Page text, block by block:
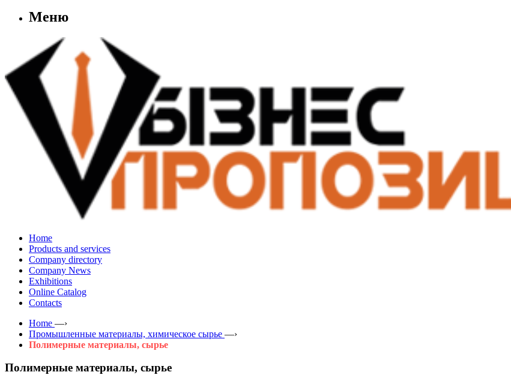
Меню
Home
Products and services
Company directory
Company News
Exhibitions
Online Catalog
Contacts
Home —›
Промышленные материалы, химическое сырье —›
Полимерные материалы, сырье
Полимерные материалы, сырье